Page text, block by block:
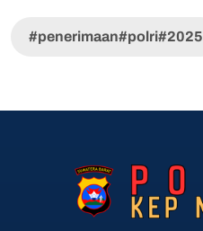
#penerimaan#polri#2025